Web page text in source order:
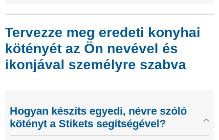
Tervezze meg eredeti konyhai
kötényét az Ön nevével és
ikonjával személyre szabva
Hogyan készíts egyedi, névre szóló
kötényt a Stikets segítségével?